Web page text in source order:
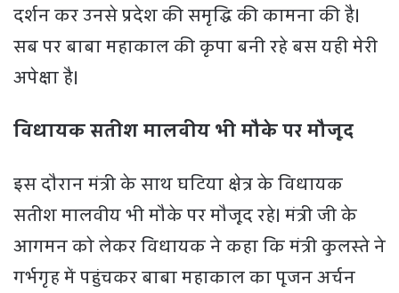
दर्शन कर उनसे प्रदेश की समृद्धि की कामना की है।
सब पर बाबा महाकाल की कृपा बनी रहे बस यही मेरी
अपेक्षा है।
विधायक सतीश मालवीय भी मौके पर मौजूद
इस दौरान मंत्री के साथ घटिया क्षेत्र के विधायक
सतीश मालवीय भी मौके पर मौजूद रहे। मंत्री जी के
आगमन को लेकर विधायक ने कहा कि मंत्री कुलस्ते ने
गर्भगृह में पहुंचकर बाबा महाकाल का पूजन अर्चन